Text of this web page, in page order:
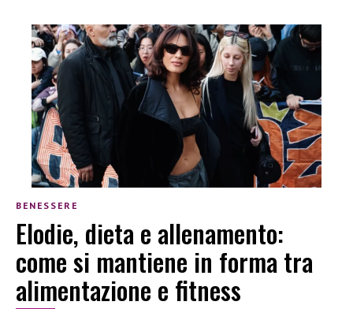
BENESSERE
Elodie, dieta e allenamento:
come si mantiene in forma tra
alimentazione e fitness